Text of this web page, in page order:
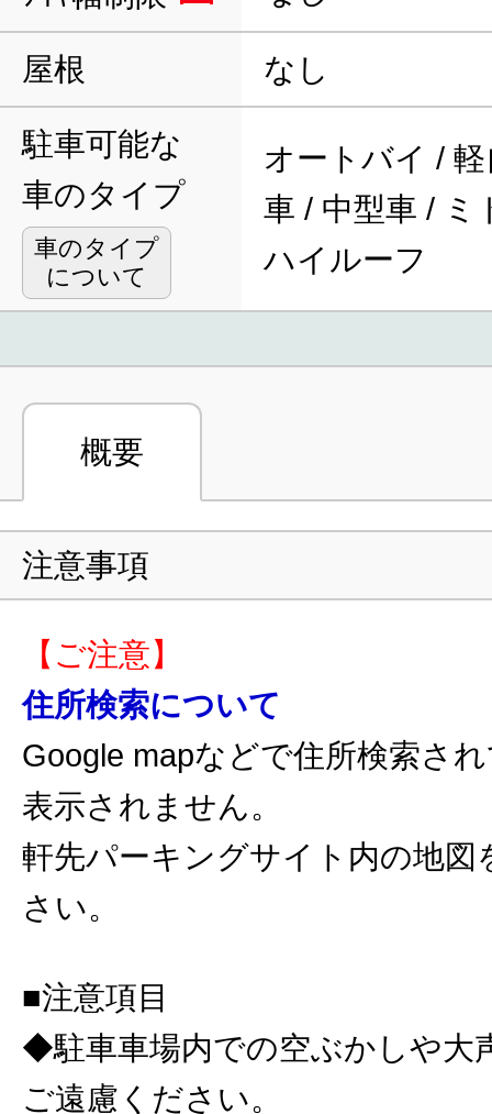
屋根 なし
駐車可能な
車のタイプ
車のタイプ
について
オートバイ /
車 / 中型車 / ミ
ハイルーフ
概要
注意事項
【ご注意】
住所検索について
Google mapなどで住所検索さ
表示されません。
軒先パーキングサイト内の地図
さい。
■注意項目
◆駐車車場内での空ぶかしや大
ご遠慮ください。